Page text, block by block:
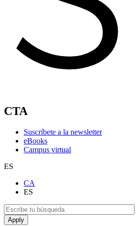
CTA
Suscríbete a la newsletter
eBooks
Campus virtual
ES
CA
ES